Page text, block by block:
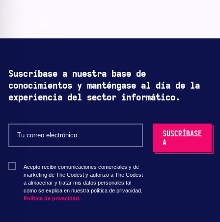
Suscríbase a nuestra base de
conocimientos y manténgase al día de la
experiencia del sector informático.
Acepto recibir comunicaciones comerciales y de
marketing de The Codest y autorizo a The Codest
a almacenar y tratar mis datos personales tal
como se explica en nuestra política de privacidad.
Política de privacidad.